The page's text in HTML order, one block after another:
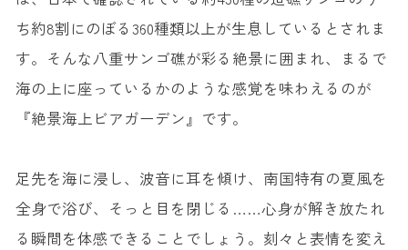
ち約8割にのぼる360種類以上が生息しているとされま
す。そんな八重サンゴ礁が彩る絶景に囲まれ、まるで
海の上に座っているかのような感覚を味わえるのが
『絶景海上ビアガーデン』です。
足先を海に浸し、波音に耳を傾け、南国特有の夏風を
全身で浴び、そっと目を閉じる……心身が解き放たれ
る瞬間を体感できることでしょう。刻々と表情を変え